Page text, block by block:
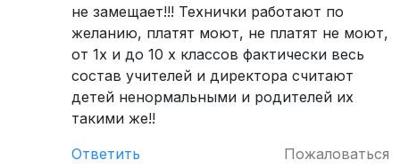
не замещает!!! Технички работают по
желанию, платят моют, не платят не моют,
от 1х и до 10 х классов фактически весь
состав учителей и директора считают
детей ненормальными и родителей их
такими же!!
Ответить
Пожаловаться